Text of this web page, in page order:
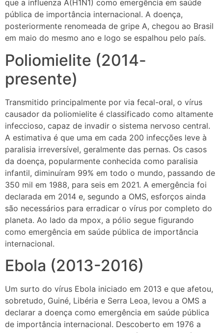
que a influenza A(H1N1) como emergência em saúde
pública de importância internacional. A doença,
posteriormente renomeada de gripe A, chegou ao Brasil
em maio do mesmo ano e logo se espalhou pelo país.
Poliomielite (2014-
presente)
Transmitido principalmente por via fecal-oral, o vírus
causador da poliomielite é classificado como altamente
infeccioso, capaz de invadir o sistema nervoso central.
A estimativa é que uma em cada 200 infecções leve à
paralisia irreversível, geralmente das pernas. Os casos
da doença, popularmente conhecida como paralisia
infantil, diminuíram 99% em todo o mundo, passando de
350 mil em 1988, para seis em 2021. A emergência foi
declarada em 2014 e, segundo a OMS, esforços ainda
são necessários para erradicar o vírus por completo do
planeta. Ao lado da mpox, a pólio segue figurando
como emergência em saúde pública de importância
internacional.
Ebola (2013-2016)
Um surto do vírus Ebola iniciado em 2013 e que afetou,
sobretudo, Guiné, Libéria e Serra Leoa, levou a OMS a
declarar a doença como emergência em saúde pública
de importância internacional. Descoberto em 1976 a